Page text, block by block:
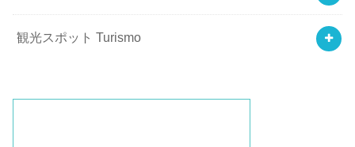
観光スポット Turismo